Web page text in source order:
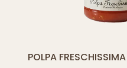
AGGIUNGI
POLPA